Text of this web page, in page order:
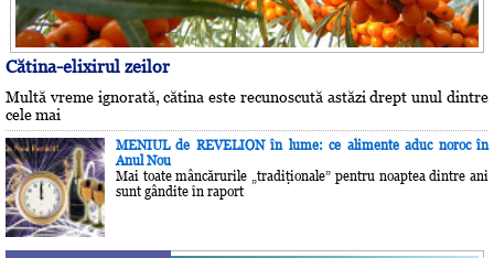
Cătina-elixirul zeilor
Multă vreme ignorată, cătina este recunoscută astăzi drept unul dintre
cele mai
MENIUL de REVELION în lume: ce alimente aduc noroc în
Anul Nou
Mai toate mâncărurile „tradiţionale” pentru noaptea dintre ani
sunt gândite în raport